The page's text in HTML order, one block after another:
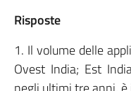
Risposte
1. Il volume delle
Ovest India; Est